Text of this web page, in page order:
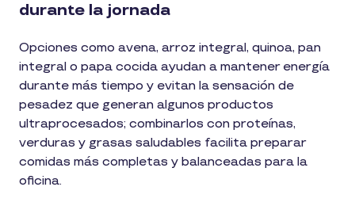
durante la jornada
Opciones como avena, arroz integral, quinoa, pan
integral o papa cocida ayudan a mantener energía
durante más tiempo y evitan la sensación de
pesadez que generan algunos productos
ultraprocesados; combinarlos con proteínas,
verduras y grasas saludables facilita preparar
comidas más completas y balanceadas para la
oficina.